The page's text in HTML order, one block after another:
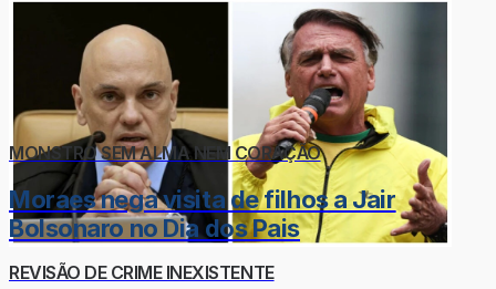
MONSTRO SEM ALMA NEM CORAÇÃO
Moraes nega visita de filhos a Jair
Bolsonaro no Dia dos Pais
REVISÃO DE CRIME INEXISTENTE